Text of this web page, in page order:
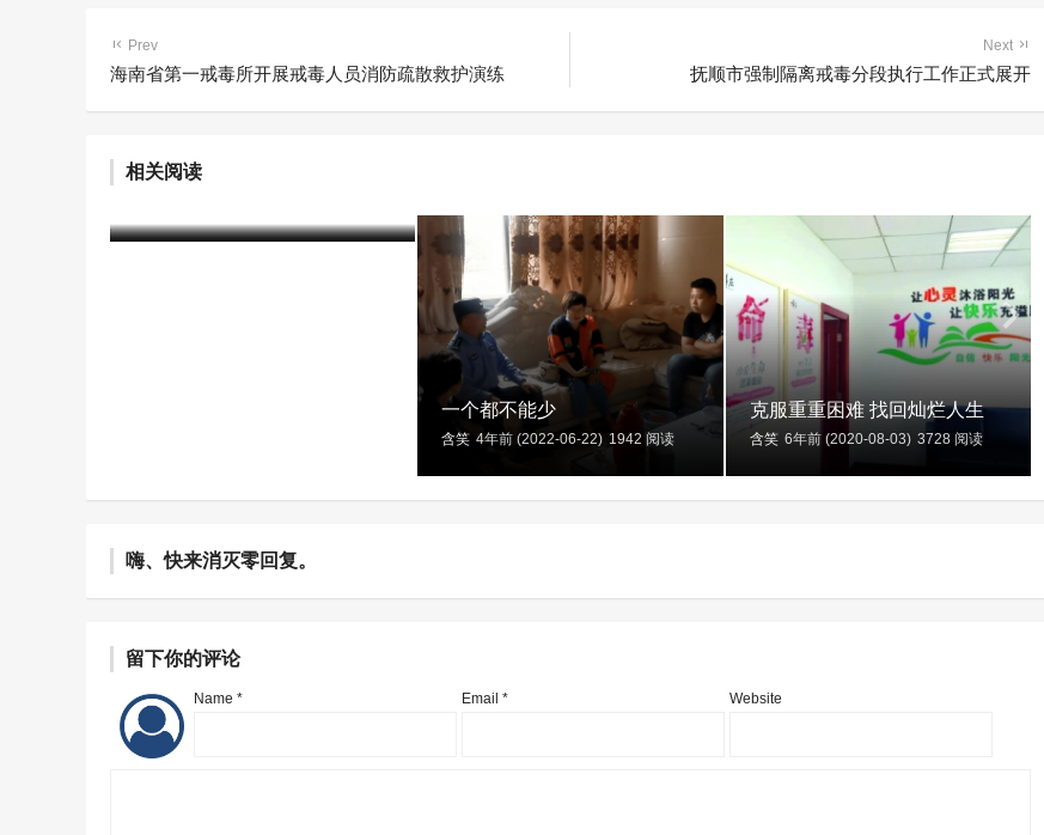
Prev
海南省第一戒毒所开展戒毒人员消防疏散救护演练
Next
抚顺市强制隔离戒毒分段执行工作正式展开
相关阅读
“给他们一个重来的机会”
一个都不能少
含笑 4年前 (2022-06-22) 1942 阅读
克服重重困难 找回灿烂人生
含笑 6年前 (2020-08-03) 3728 阅读
嗨、快来消灭零回复。
留下你的评论
Name * Email * Website